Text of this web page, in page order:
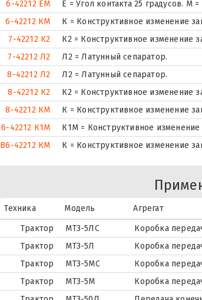
6-42212 ЕМ
E = Угол контакта 25 градусов. М
6-42212 КМ
К = Конструктивное изменение
7-42212 К2
К2 = Конструктивное изменение
7-42212 Л2
Л2 = Латунный сепаратор.
8-42212 Л2
Л2 = Латунный сепаратор.
8-42212 К2
К2 = Конструктивное изменение
8-42212 КМ
К = Конструктивное изменение
6-42212 К1М
К1М = Конструктивное
В6-42212 КМ
К = Конструктивное изменение
Техника Модель
Агрегат
Трактор
МТЗ-5ЛС
Коробка
Трактор
МТЗ-5Л
Коробка
Трактор
МТЗ-5МС
Коробка
Трактор
МТЗ-5М
Коробка